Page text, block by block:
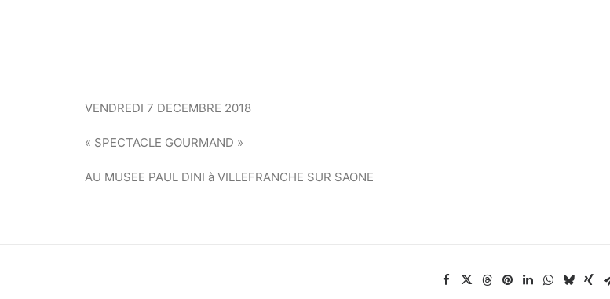
VENDREDI 7 DECEMBRE 2018
« SPECTACLE GOURMAND »
AU MUSEE PAUL DINI à VILLEFRANCHE SUR SAONE